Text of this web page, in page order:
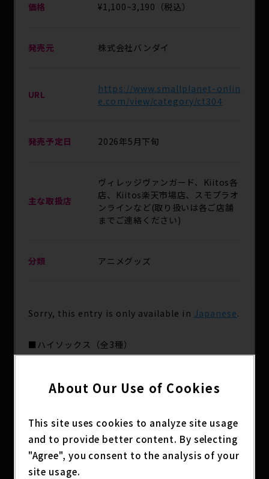
価格 ¥1,100~3,190（税込）
発売元 株式会社バンダイ
URL
https://www.smallplanet-onlin
e.com/view/category/ct304
発売予定日 2026年5月下旬
主な取扱店
ヴィレッジヴァンガード、Kiitos各
店、Kiitos楽天市場店、スモプラオ
ンラインなど(取り扱いは各ご店舗
までご連絡ください)
分類 アニメグッズ
Sorry, this entry is only available in Japanese.
■ハイソックス（全3種）
サイズ：約23～25cm
ックスです。
■船形ポーチ（全1種）
サイズ：約W20×H13×D6cm
底マチがあるので収納力も◎使いやすい舟形のポー
チです。
About Our Use of Cookies
This site uses cookies to analyze site usage
and to provide better content. By selecting
"Agree", you consent to the analysis of your
site usage.